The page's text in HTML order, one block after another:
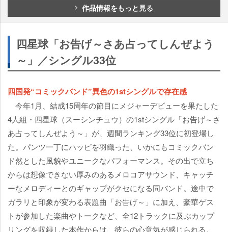
作品情報をもっと見る
四星球「お告げ～さあ占ってしんぜよう
～」／シングル33位
四国発“コミックバンド”異色の1stシングルで存在感
今年1月、結成15周年の節目にメジャーデビューを果たした
4人組・四星球（スーシンチュウ）の1stシングル「お告げ～さ
あ占ってしんぜよう～」が、週間ランキング33位に初登場し
た。パンツ一丁にハッピを羽織った、いかにもコミックバン
ド然とした風貌やユニークなパフォーマンス。その出で立ち
からは想像できない厚みのあるメロコアサウンド、キャッチ
ーなメロディーとのギャップがクセになる同バンド。途中で
ガラリと印象が変わる表題曲「お告げ～」に加え、豪華ゲス
トが参加した楽曲やトークなど、全12トラックに及ぶカップ
リングを収録した本作からは、彼らの心意気が感じられる。